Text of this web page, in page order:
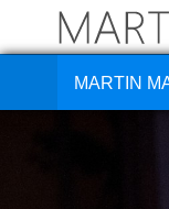
MARTIN